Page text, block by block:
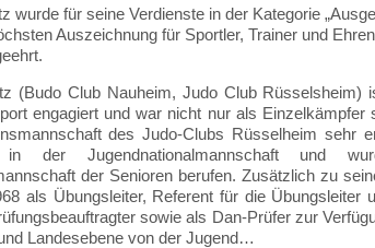
wurde für seine Verdienste in der Kategorie
Auszeichnung für Sportler, Trainer und
(Budo Club Nauheim, Judo Club Rüsselsheim)
engagiert und war nicht nur als Einzelkämpfer
des Judo-Clubs Rüsselheim sehr
in der Jugendnationalmannschaft und
der Senioren berufen. Zusätzlich zu
als Übungsleiter, Referent für die Übungsleiter
sowie als Dan-Prüfer zur
Landesebene von der Jugend…